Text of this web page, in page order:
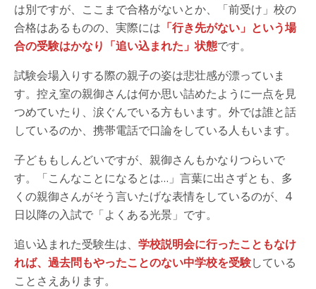
は別ですが、ここまで合格がないとか、「前受け」校の
合格はあるものの、実際には 「行き先がない」という場
合の受験はかなり「追い込まれた」状態です。
試験会場入りする際の親子の姿は悲壮感が漂っていま
す。控え室の親御さんは何か思い詰めたように一点を見
つめていたり、涙ぐんでいる方もいます。外では誰と話
しているのか、携帯電話で口論をしている人もいます。
子どももしんどいですが、親御さんもかなりつらいで
す。「こんなことになるとは…」言葉に出さずとも、多
くの親御さんがそう言いたげな表情をしているのが、4
日以降の入試で「よくある光景」です。
追い込まれた受験生は、 学校説明会に行ったこともなけ
れば、過去問もやったことのない中学校を受験している
ことさえあります。